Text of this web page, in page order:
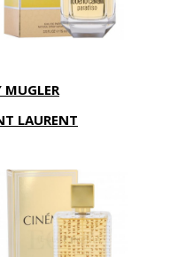
MUGLER
LAURENT